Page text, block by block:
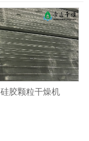
硅胶颗粒干燥机